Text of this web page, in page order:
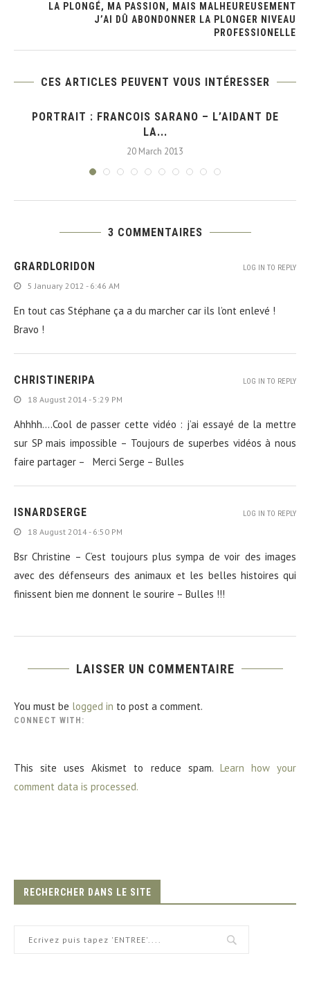
LA PLONGÉ, MA PASSION, MAIS MALHEUREUSEMENT
J’AI DÛ ABONDONNER LA PLONGER NIVEAU
PROFESSIONELLE
CES ARTICLES PEUVENT VOUS INTÉRESSER
PORTRAIT : FRANCOIS SARANO – L’AIDANT DE
LA...
20 March 2013
3 COMMENTAIRES
GRARDLORIDON
5 January 2012 - 6:46 AM
En tout cas Stéphane ça a du marcher car ils l’ont enlevé !
Bravo !
LOG IN TO REPLY
CHRISTINERIPA
18 August 2014 - 5:29 PM
Ahhhh….Cool de passer cette vidéo : j’ai essayé de la mettre
sur SP mais impossible – Toujours de superbes vidéos à nous
faire partager – Merci Serge – Bulles
LOG IN TO REPLY
ISNARDSERGE
18 August 2014 - 6:50 PM
Bsr Christine – C’est toujours plus sympa de voir des images
avec des défenseurs des animaux et les belles histoires qui
finissent bien me donnent le sourire – Bulles !!!
LOG IN TO REPLY
LAISSER UN COMMENTAIRE
You must be logged in to post a comment.
CONNECT WITH:
This site uses Akismet to reduce spam. Learn how your
comment data is processed.
RECHERCHER DANS LE SITE